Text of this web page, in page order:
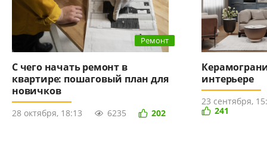
Ремонт
С чего начать ремонт в
квартире: пошаговый план для
новичков
28 октября, 18:13 6235 202
интерьере
23 сентября,
241